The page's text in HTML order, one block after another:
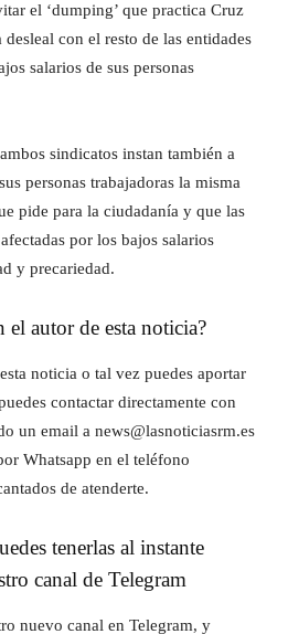
el ‘dumping’ que practica Cruz
con el resto de las entidades
salarios de sus personas
sindicatos instan también a
personas trabajadoras la misma
pide para la ciudadanía y que las
por los bajos salarios
y precariedad.
el autor de esta noticia?
noticia o tal vez puedes aportar
contactar directamente con
un email a news@lasnoticiasrm.es
Whatsapp en el teléfono
de atenderte.
tenerlas al instante
canal de Telegram
nuevo canal en Telegram, y